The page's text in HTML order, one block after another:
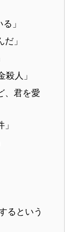
」
」
人」
、君を愛
るという